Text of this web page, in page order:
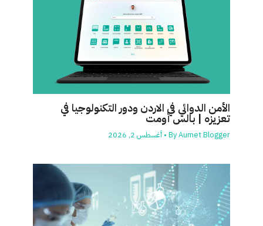
الأمن الدوائي في الاردن ودور التكنولوجيا في
تعزيزه | بالس أومت
ByAumet Blogger
•أغسطس 2, 2026